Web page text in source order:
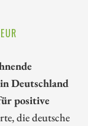
Deutschland
positive
die deutsche